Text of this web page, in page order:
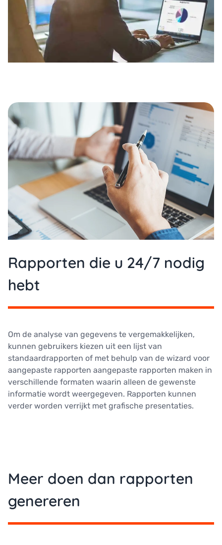
Rapporten die u 24/7 nodig
hebt
Om de analyse van gegevens te vergemakkelijken,
kunnen gebruikers kiezen uit een lijst van
standaardrapporten of met behulp van de wizard voor
aangepaste rapporten aangepaste rapporten maken in
verschillende formaten waarin alleen de gewenste
informatie wordt weergegeven. Rapporten kunnen
verder worden verrijkt met grafische presentaties.
Meer doen dan rapporten
genereren